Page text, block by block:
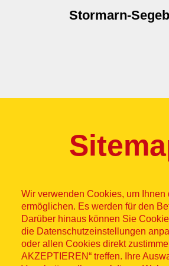
Stormarn-
Wir verwenden Cookies, um
ermöglichen. Es werden für den
Darüber hinaus können Sie
die Datenschutzeinstellungen
oder allen Cookies direkt
AKZEPTIEREN“ treffen. Ihre
© ASB
2026